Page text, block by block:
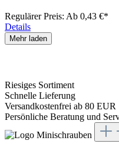
Regulärer Preis: Ab 0,43 €*
Details
Mehr laden
Riesiges Sortiment
Schnelle Lieferung
Versandkostenfrei ab 80 EUR
Persönliche Beratung und